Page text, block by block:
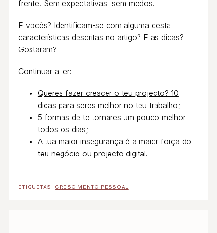
frente. Sem expectativas, sem medos.
E vocês? Identificam-se com alguma desta
características descritas no artigo? E as dicas?
Gostaram?
Continuar a ler:
Queres fazer crescer o teu projecto? 10
dicas para seres melhor no teu trabalho;
5 formas de te tornares um pouco melhor
todos os dias;
A tua maior insegurança é a maior força do
teu negócio ou projecto digital.
ETIQUETAS: CRESCIMENTO PESSOAL